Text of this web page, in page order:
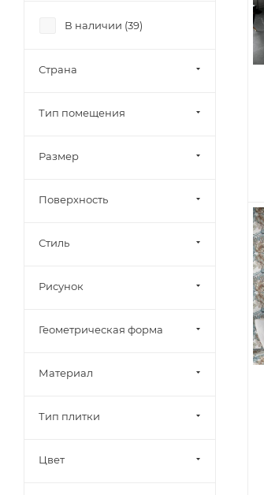
В наличии (39)
Страна
Тип помещения
Размер
Поверхность
Стиль
Рисунок
Геометрическая форма
Материал
Тип плитки
Цвет